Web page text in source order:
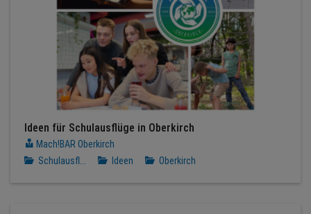
Ideen für Schulausflüge in Oberkirch
Mach!BAR Oberkirch
Schulausfl...
Ideen Oberkirch